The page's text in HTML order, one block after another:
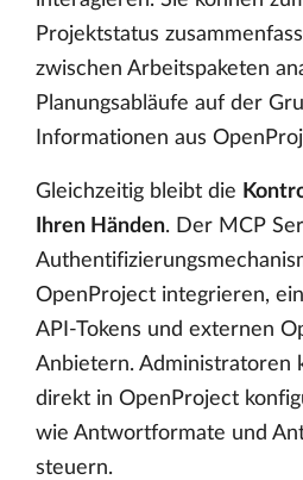
Projektstatus
zwischen Arbeitspaketen
Planungsabläufe auf der
Informationen aus
Gleichzeitig bleibt die
Ihren Händen. Der MCP
OpenProject integrieren,
API-Tokens und externen
Anbietern. Administratoren
direkt in OpenProject
wie Antwortformate und
steuern.